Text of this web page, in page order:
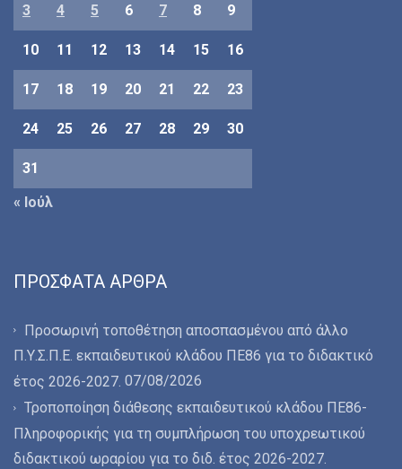
3 4 5 6 7 8 9
10 11 12 13 14 15 16
17 18 19 20 21 22 23
24 25 26 27 28 29 30
31
« Ιούλ
ΠΡΌΣΦΑΤΑ ΆΡΘΡΑ
Προσωρινή τοποθέτηση αποσπασμένου από άλλο
Π.Υ.Σ.Π.Ε. εκπαιδευτικού κλάδου ΠΕ86 για το διδακτικό
έτος 2026-2027. 07/08/2026
Τροποποίηση διάθεσης εκπαιδευτικού κλάδου ΠΕ86-
Πληροφορικής για τη συμπλήρωση του υποχρεωτικού
διδακτικού ωραρίου για το διδ. έτος 2026-2027.